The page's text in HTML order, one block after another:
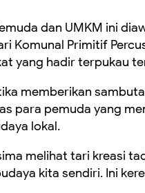
dan UMKM ini
Komunal Primitif
yang hadir terpukau
memberikan
para pemuda yang
lokal.
melihat tari kreasi
kita sendiri. Ini